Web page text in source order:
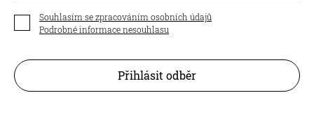
Souhlasím se zpracováním osobních údajů
Podrobné informace nesouhlasu
Přihlásit odběr